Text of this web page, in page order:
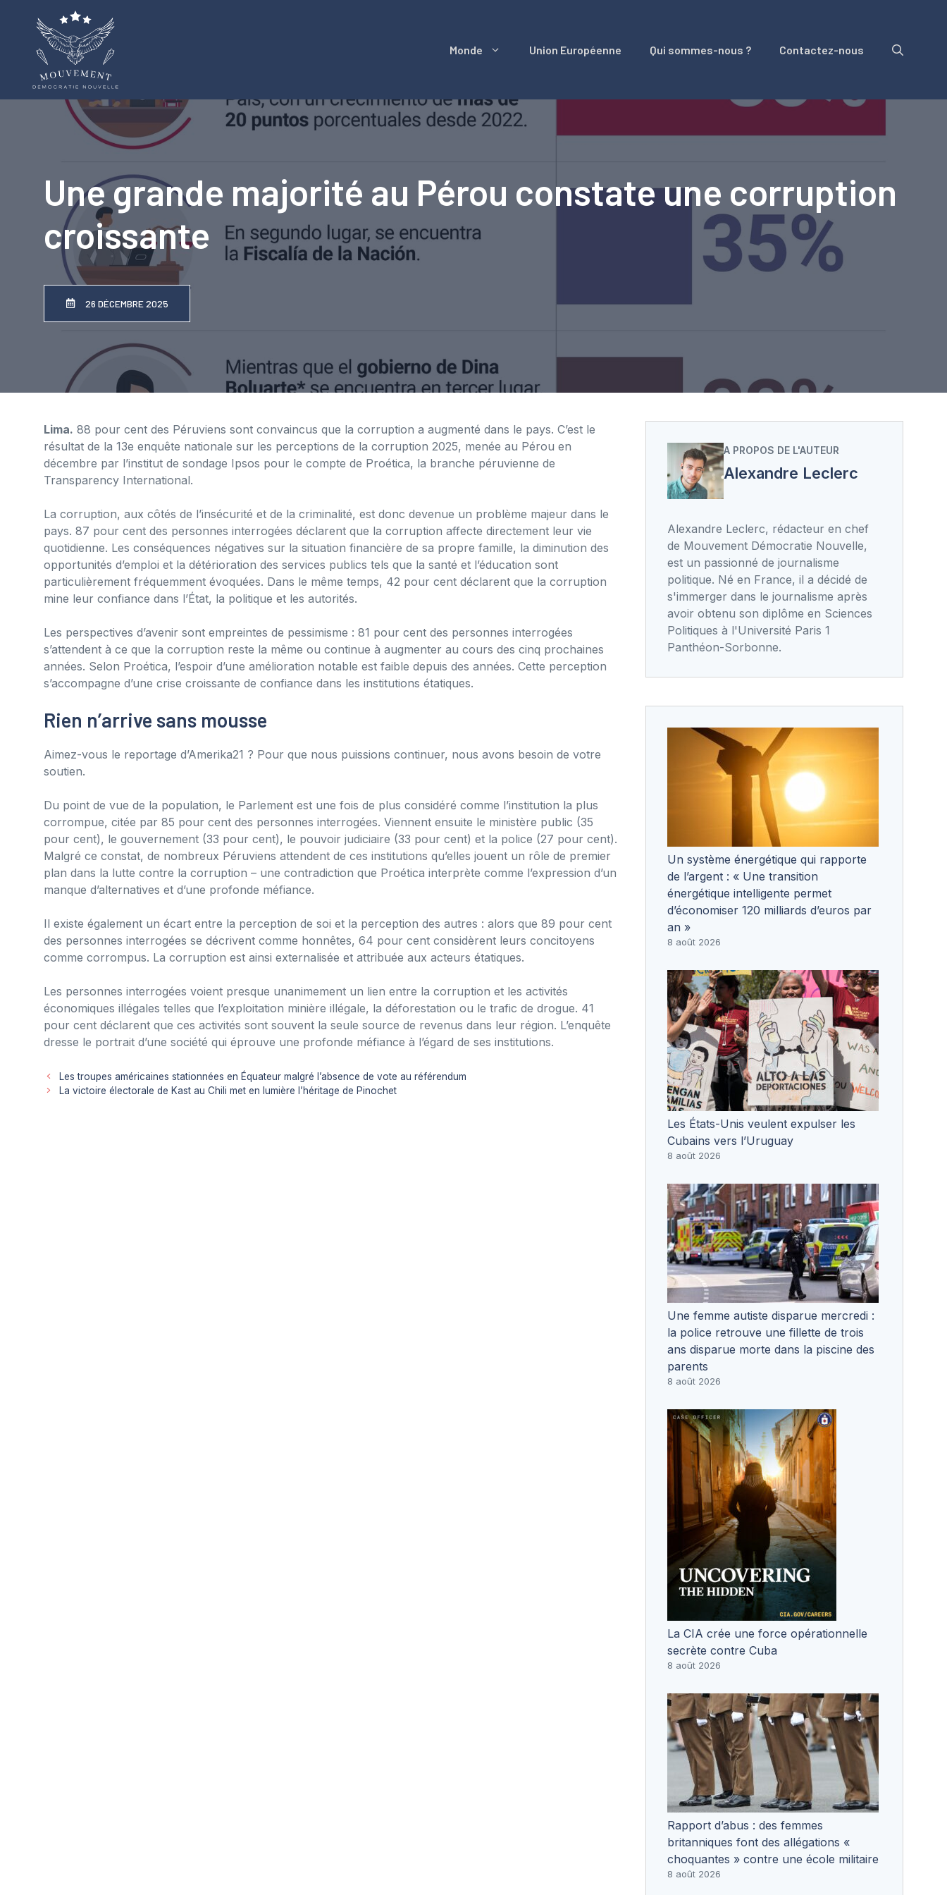
Monde Union Européenne Qui sommes-nous ? Contactez-nous
Une grande majorité au Pérou constate une corruption
croissante
26 DÉCEMBRE 2025
Lima. 88 pour cent des Péruviens sont convaincus que la corruption a augmenté dans le pays. C’est le
résultat de la 13e enquête nationale sur les perceptions de la corruption 2025, menée au Pérou en
décembre par l’institut de sondage Ipsos pour le compte de Proética, la branche péruvienne de
Transparency International.
La corruption, aux côtés de l’insécurité et de la criminalité, est donc devenue un problème majeur dans le
pays. 87 pour cent des personnes interrogées déclarent que la corruption affecte directement leur vie
quotidienne. Les conséquences négatives sur la situation financière de sa propre famille, la diminution des
opportunités d’emploi et la détérioration des services publics tels que la santé et l’éducation sont
particulièrement fréquemment évoquées. Dans le même temps, 42 pour cent déclarent que la corruption
mine leur confiance dans l’État, la politique et les autorités.
Les perspectives d’avenir sont empreintes de pessimisme : 81 pour cent des personnes interrogées
s’attendent à ce que la corruption reste la même ou continue à augmenter au cours des cinq prochaines
années. Selon Proética, l’espoir d’une amélioration notable est faible depuis des années. Cette perception
s’accompagne d’une crise croissante de confiance dans les institutions étatiques.
Rien n’arrive sans mousse
Aimez-vous le reportage d’Amerika21 ? Pour que nous puissions continuer, nous avons besoin de votre
soutien.
Du point de vue de la population, le Parlement est une fois de plus considéré comme l’institution la plus
corrompue, citée par 85 pour cent des personnes interrogées. Viennent ensuite le ministère public (35
pour cent), le gouvernement (33 pour cent), le pouvoir judiciaire (33 pour cent) et la police (27 pour cent).
Malgré ce constat, de nombreux Péruviens attendent de ces institutions qu’elles jouent un rôle de premier
plan dans la lutte contre la corruption – une contradiction que Proética interprète comme l’expression d’un
manque d’alternatives et d’une profonde méfiance.
Il existe également un écart entre la perception de soi et la perception des autres : alors que 89 pour cent
des personnes interrogées se décrivent comme honnêtes, 64 pour cent considèrent leurs concitoyens
comme corrompus. La corruption est ainsi externalisée et attribuée aux acteurs étatiques.
Les personnes interrogées voient presque unanimement un lien entre la corruption et les activités
économiques illégales telles que l’exploitation minière illégale, la déforestation ou le trafic de drogue. 41
pour cent déclarent que ces activités sont souvent la seule source de revenus dans leur région. L’enquête
dresse le portrait d’une société qui éprouve une profonde méfiance à l’égard de ses institutions.
Les troupes américaines stationnées en Équateur malgré l’absence de vote au référendum
La victoire électorale de Kast au Chili met en lumière l’héritage de Pinochet
A PROPOS DE L'AUTEUR
Alexandre Leclerc
Alexandre Leclerc, rédacteur en chef
de Mouvement Démocratie Nouvelle,
est un passionné de journalisme
politique. Né en France, il a décidé de
s'immerger dans le journalisme après
avoir obtenu son diplôme en Sciences
Politiques à l'Université Paris 1
Panthéon-Sorbonne.
Un système énergétique qui rapporte
de l’argent : « Une transition
énergétique intelligente permet
d’économiser 120 milliards d’euros par
an »
8 août 2026
Les États-Unis veulent expulser les
Cubains vers l’Uruguay
8 août 2026
Une femme autiste disparue mercredi :
la police retrouve une fillette de trois
ans disparue morte dans la piscine des
parents
8 août 2026
La CIA crée une force opérationnelle
secrète contre Cuba
8 août 2026
Rapport d’abus : des femmes
britanniques font des allégations «
choquantes » contre une école militaire
8 août 2026